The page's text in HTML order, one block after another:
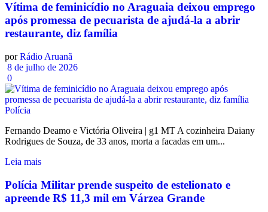
Vítima de feminicídio no Araguaia deixou emprego
após promessa de pecuarista de ajudá-la a abrir
restaurante, diz família
por Rádio Aruanã
8 de julho de 2026
0
Polícia
Fernando Deamo e Victória Oliveira | g1 MT A cozinheira Daiany
Rodrigues de Souza, de 33 anos, morta a facadas em um...
Leia mais
Polícia Militar prende suspeito de estelionato e
apreende R$ 11,3 mil em Várzea Grande